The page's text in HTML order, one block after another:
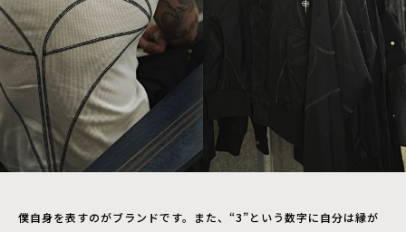
僕自身を表すのがブランドです。また、“3”という数字に自分は縁が